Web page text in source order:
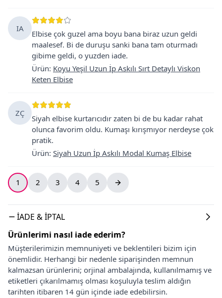
IA
Elbise çok guzel ama boyu bana biraz uzun geldi
maalesef. Bi de duruşu sanki bana tam oturmadı
gibime geldi, o yuzden iade.
Ürün: Koyu Yeşil Uzun İp Askılı Sırt Detaylı Viskon
Keten Elbise
ZÇ
Siyah elbise kurtarıcıdır zaten bi de bu kadar rahat
olunca favorim oldu. Kumaşı kırışmıyor nerdeyse çok
pratik.
Ürün: Siyah Uzun İp Askılı Modal Kumaş Elbise
1 2 3 4 5
İADE & İPTAL
Ürünlerimi nasıl iade ederim?
Müşterilerimizin memnuniyeti ve beklentileri bizim için
önemlidir. Herhangi bir nedenle siparişinden memnun
kalmazsan ürünlerini; orjinal ambalajında, kullanılmamış ve
etiketleri çıkarılmamış olması koşuluyla teslim aldığın
tarihten itibaren 14 gün içinde iade edebilirsin.